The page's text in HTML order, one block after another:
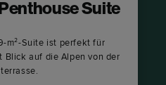
Suite
m²-Suite ist perfekt für
Blick auf die Alpen von der